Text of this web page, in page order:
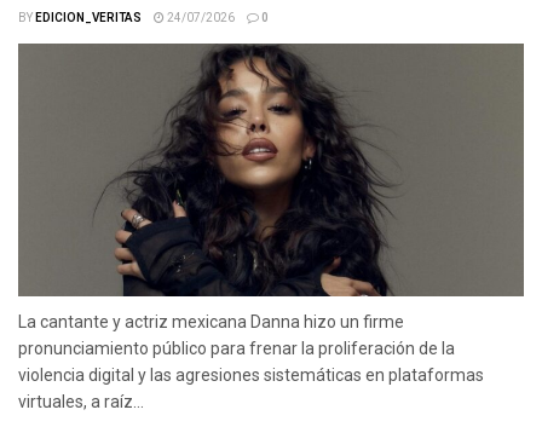
BYEDICION_VERITAS 24/07/2026 0
La cantante y actriz mexicana Danna hizo un firme
pronunciamiento público para frenar la proliferación de la
violencia digital y las agresiones sistemáticas en plataformas
virtuales, a raíz...